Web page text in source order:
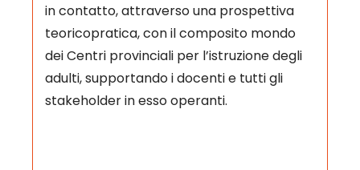
in contatto, attraverso una prospettiva
teoricopratica, con il composito mondo
dei Centri provinciali per l’istruzione degli
adulti, supportando i docenti e tutti gli
stakeholder in esso operanti.